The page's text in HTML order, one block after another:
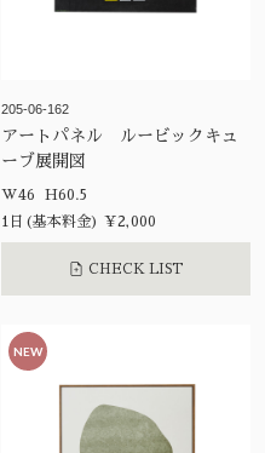
205-06-162
アートパネル ルービックキュ
ーブ展開図
W46 H60.5
1日(基本料金) ¥2,000
CHECK LIST
NEW